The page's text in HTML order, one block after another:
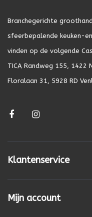
Branchegerichte
sfeerbepalende keuken-
vinden op de volgende
TICA Randweg 155, 1422
Floralaan 31, 5928 RD
Klantenservice
Mijn account